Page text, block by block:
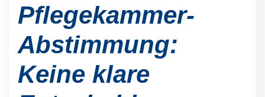
Pflegekammer-
Abstimmung:
Keine klare